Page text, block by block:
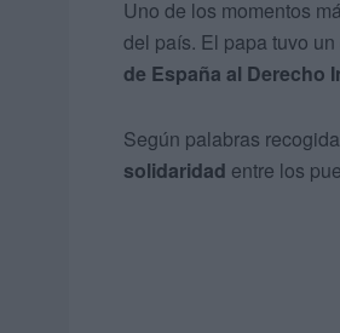
Uno de los momentos
del país. El papa tuvo
de España al Derecho
Según palabras
solidaridad entre los